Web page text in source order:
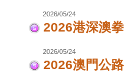
2026/05/24
2026港深澳
2026/05/24
2026澳門公